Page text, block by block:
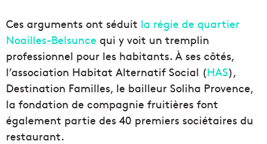
Ces arguments ont séduit la régie de quartier
Noailles-Belsunce qui y voit un tremplin
professionnel pour les habitants. À ses côtés,
l’association Habitat Alternatif Social (HAS),
Destination Familles, le bailleur Soliha Provence,
la fondation de compagnie fruitières font
également partie des 40 premiers sociétaires du
restaurant.